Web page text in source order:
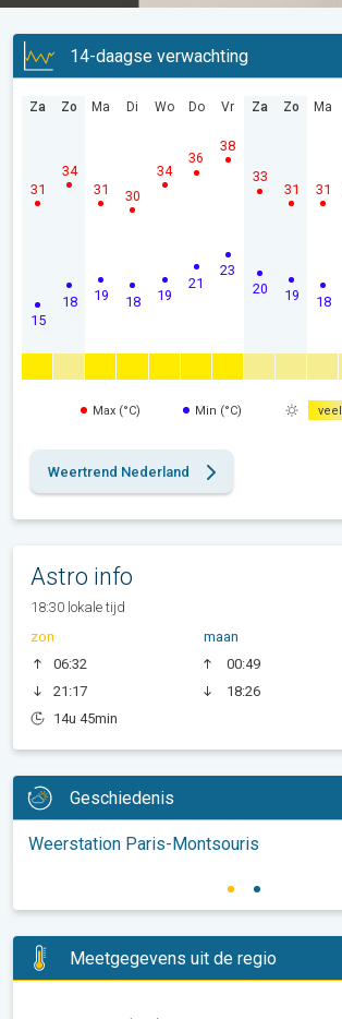
14-daagse verwachting
Za
15
31
Zo
18
34
Ma
19
31
Di
18
30
Wo
19
34
Do
21
36
Vr
23
38
Za
20
33
Zo
19
31
Ma
18
31
Max (°C) Min (°C) veel
Weertrend Nederland
Astro info
18:30 lokale tijd
zon
06:32
21:17
14u 45min
maan
00:49
18:26
Geschiedenis
Weerstation Paris-Montsouris
Meetgegevens uit de regio